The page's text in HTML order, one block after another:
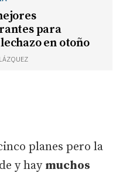
para
en otoño
planes pero la
y hay muchos